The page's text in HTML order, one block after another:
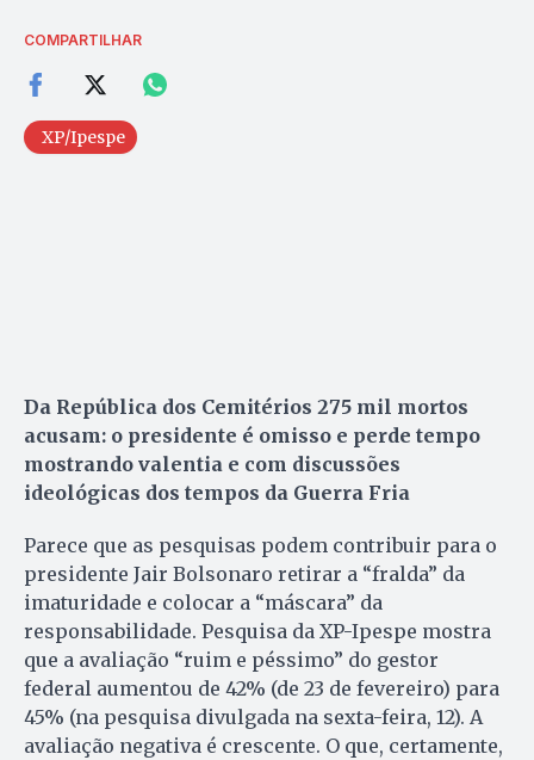
COMPARTILHAR
XP/Ipespe
Da República dos Cemitérios 275 mil mortos
acusam: o presidente é omisso e perde tempo
mostrando valentia e com discussões
ideológicas dos tempos da Guerra Fria
Parece que as pesquisas podem contribuir para o
presidente Jair Bolsonaro retirar a “fralda” da
imaturidade e colocar a “máscara” da
responsabilidade. Pesquisa da XP-Ipespe mostra
que a avaliação “ruim e péssimo” do gestor
federal aumentou de 42% (de 23 de fevereiro) para
45% (na pesquisa divulgada na sexta-feira, 12). A
avaliação negativa é crescente. O que, certamente,